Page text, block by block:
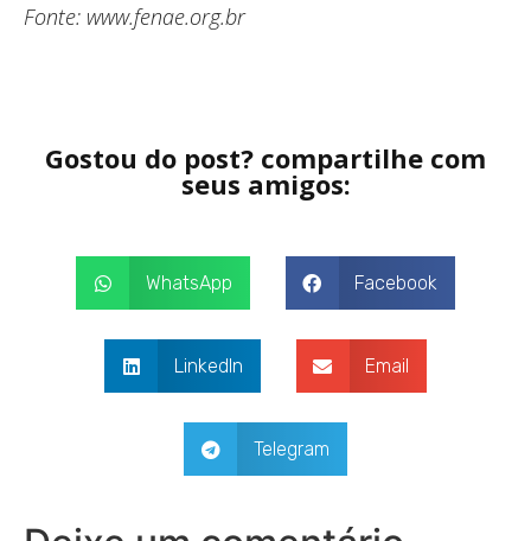
Fonte: www.fenae.org.br
Gostou do post? compartilhe com
seus amigos:
WhatsApp Facebook
LinkedIn Email
Telegram